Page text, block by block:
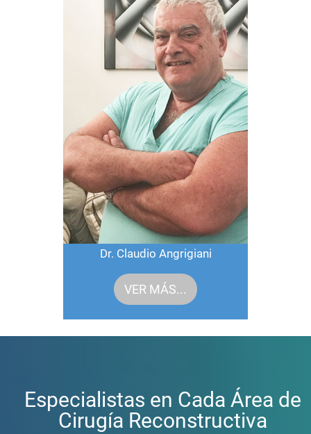
Dr. Claudio Angrigiani
VER MÁS...
Especialistas en Cada Área de
Cirugía Reconstructiva